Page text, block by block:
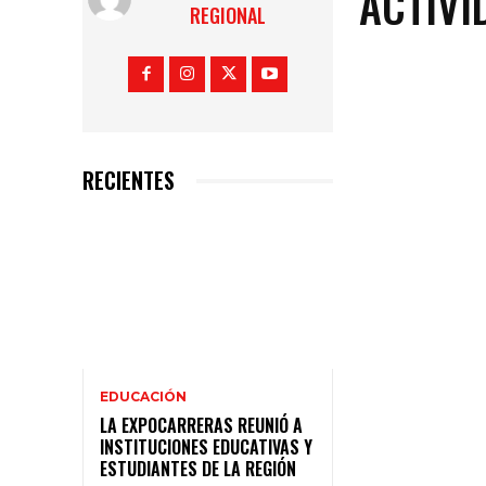
REGIONAL
RECIENTES
EDUCACIÓN
LA EXPOCARRERAS REUNIÓ A
INSTITUCIONES EDUCATIVAS Y
ESTUDIANTES DE LA REGIÓN